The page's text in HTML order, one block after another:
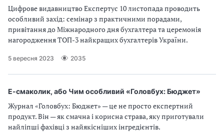
Цифрове видавництво Експертус 10 листопада проводить
особливий захід: семінар з практичними порадами,
привітання до Міжнародного дня бухгалтера та церемонія
нагородження ТОП-3 найкращих бухгалтерів України.
5 вересня 2023 2035
Е-смаколик, або Чим особливий «Головбух: Бюджет»
Журнал «Головбух: Бюджет» — це не просто експертний
продукт. Він — як смачна і корисна страва, яку приготували
найліпші фахівці з найякісніших інгредієнтів.